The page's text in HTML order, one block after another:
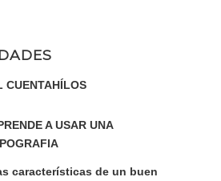
CUENTAHÍLOS
A USAR UNA
características de un buen